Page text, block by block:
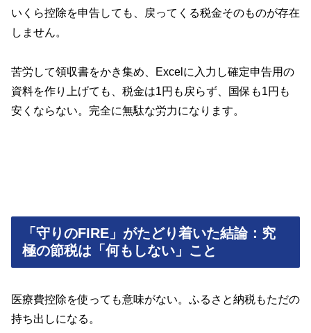
いくら控除を申告しても、戻ってくる税金そのものが存在
しません。
苦労して領収書をかき集め、Excelに入力し確定申告用の
資料を作り上げても、税金は1円も戻らず、国保も1円も
安くならない。完全に無駄な労力になります。
「守りのFIRE」がたどり着いた結論：究
極の節税は「何もしない」こと
医療費控除を使っても意味がない。ふるさと納税もただの
持ち出しになる。